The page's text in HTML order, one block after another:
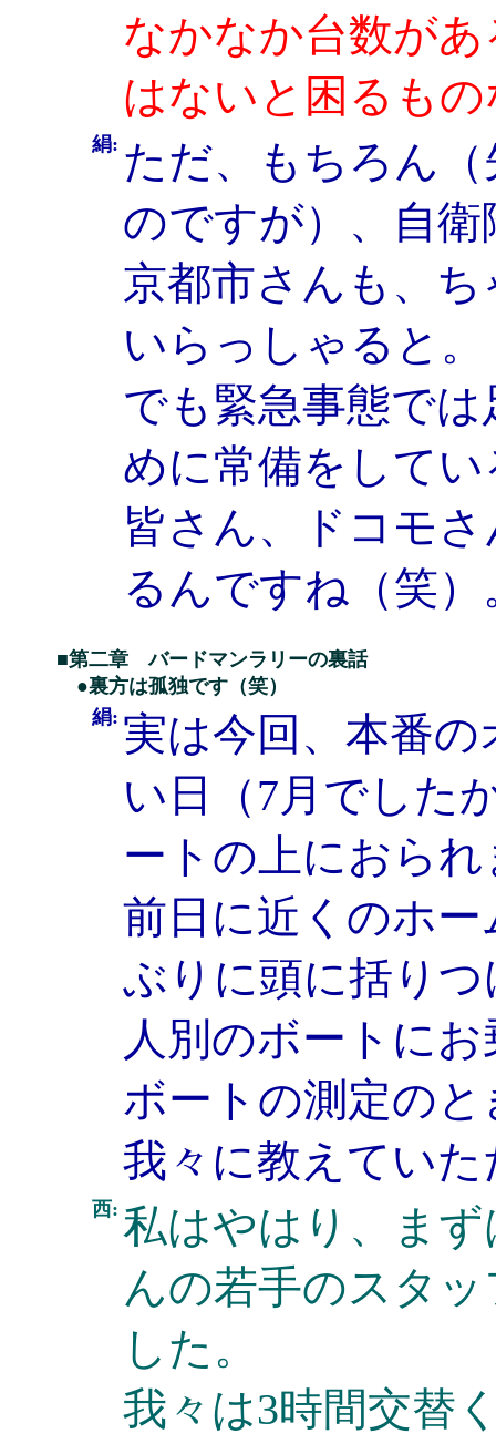
なかなか台数が
はないと困るも
絹: ただ、もちろん
のですが）、自
京都市さんも、
いらっしゃると。
でも緊急事態で
めに常備をして
皆さん、ドコモ
るんですね（笑）
■第二章 バードマンラリーの裏話
●裏方は孤独です（笑）
絹: 実は今回、本番
い日（7月でした
ートの上におら
前日に近くのホ
ぶりに頭に括り
人別のボートに
ボートの測定の
我々に教えてい
西: 私はやはり、ま
んの若手のスタ
した。
我々は3時間交替